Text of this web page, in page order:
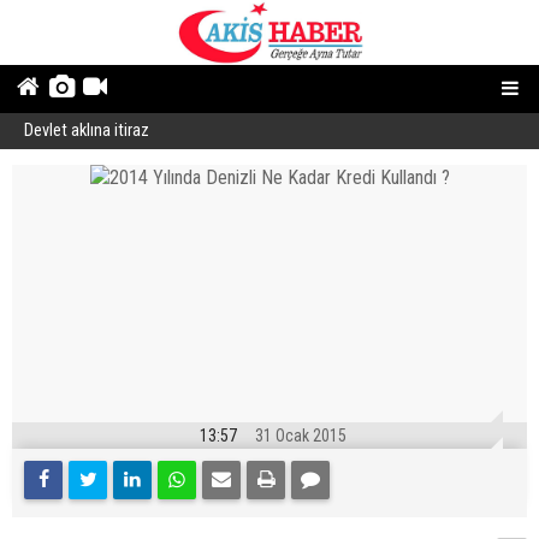
Devlet aklına itiraz
13:57 31 Ocak 2015